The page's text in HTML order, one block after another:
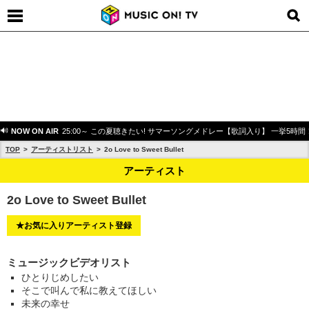
NOW ON AIR 25:00～ この夏聴きたい! サマーソングメドレー【歌詞入り】 一挙5時間
TOP アーティストリスト 2o Love to Sweet Bullet
アーティスト
2o Love to Sweet Bullet
★お気に入りアーティスト登録
ミュージックビデオリスト
ひとりじめしたい
そこで叫んで私に教えてほしい
未来の幸せ